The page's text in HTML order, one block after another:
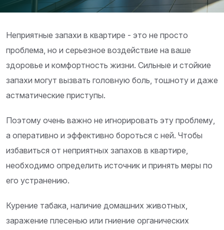
Неприятные запахи в квартире - это не просто
проблема, но и серьезное воздействие на ваше
здоровье и комфортность жизни. Сильные и стойкие
запахи могут вызвать головную боль, тошноту и даже
астматические приступы.
Поэтому очень важно не игнорировать эту проблему,
а оперативно и эффективно бороться с ней. Чтобы
избавиться от неприятных запахов в квартире,
необходимо определить источник и принять меры по
его устранению.
Курение табака, наличие домашних животных,
заражение плесенью или гниение органических